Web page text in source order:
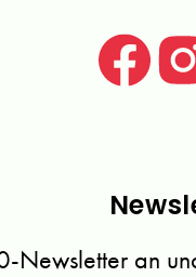
Newsletter an